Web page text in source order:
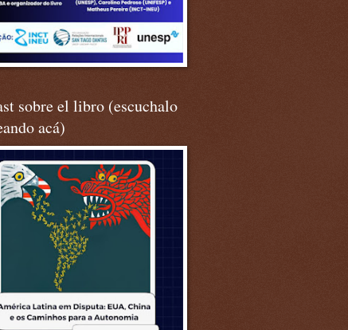
sobre el libro (escuchalo
acá)